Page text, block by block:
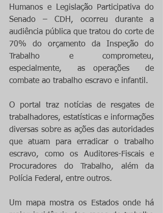
Humanos e Legislação Participativa do
Senado – CDH, ocorreu durante a
audiência pública que tratou do corte de
70% do orçamento da Inspeção do
Trabalho e comprometeu,
especialmente,  as operações  de
combate ao trabalho escravo e infantil.
O portal traz notícias de resgates de
trabalhadores, estatísticas e informações
diversas sobre as ações das autoridades
que atuam para erradicar o trabalho
escravo, como os Auditores-Fiscais e
Procuradores do Trabalho, além da
Polícia Federal, entre outros.
Um mapa mostra os Estados onde há